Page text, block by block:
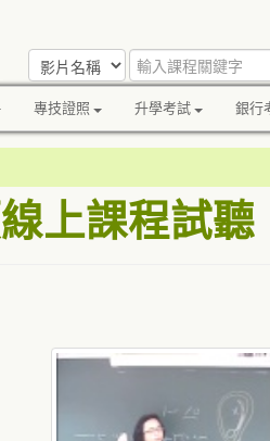
專技證照 升學考試 銀行
線上課程試聽